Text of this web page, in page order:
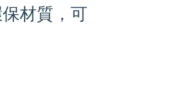
材質，可